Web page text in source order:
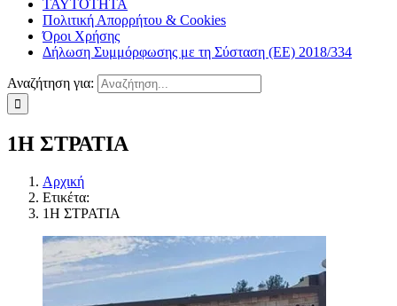
ΤΑΥΤΟΤΗΤΑ
Πολιτική Απορρήτου & Cookies
Όροι Χρήσης
Δήλωση Συμμόρφωσης με τη Σύσταση (ΕΕ) 2018/334
Αναζήτηση για:
1Η ΣΤΡΑΤΙΑ
Αρχική
Ετικέτα:
1Η ΣΤΡΑΤΙΑ